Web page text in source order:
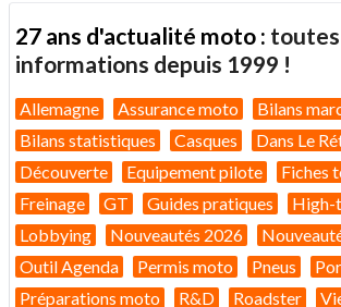
27 ans d'actualité moto :
informations depuis 1999 !
Allemagne Assurance moto
Bilans
Bilans statistiques
Casques
Dans Le
Découverte
Equipement pilote
Fiches
Freinage
GT Guides pratiques High-
Lobbying
Nouveautés 2026
Outil Agenda
Permis moto Pneus
Préparations moto
R&D Roadster